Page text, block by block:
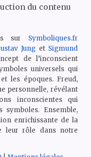
du contenu
sur Symboliques.fr
Jung et Sigmund
de l’inconscient
universels qui
les époques. Freud,
personnelle, révélant
inconscientes qui
Ensemble,
enrichissante de la
leur rôle dans notre